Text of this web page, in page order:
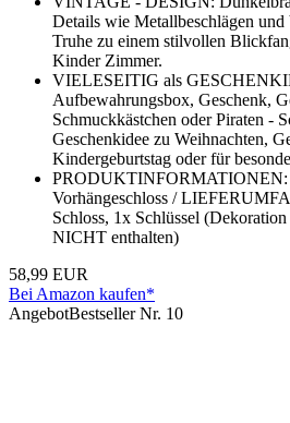
Details wie Metallbeschlägen und
Truhe zu einem stilvollen
Kinder Zimmer.
VIELESEITIG als
Aufbewahrungsbox, Geschenk,
Schmuckkästchen oder Piraten -
Geschenkidee zu Weihnachten,
Kindergeburtstag oder für
PRODUKTINFORMATIONEN:
Vorhängeschloss /
Schloss, 1x Schlüssel
NICHT enthalten)
58,99 EUR
Bei Amazon kaufen*
AngebotBestseller Nr. 10